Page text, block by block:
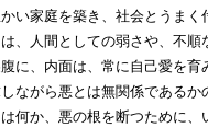
い家庭を築き、社会とうまく
、人間としての弱さや、不順
に、内面は、常に自己愛を育
ながら悪とは無関係であるか
何か、悪の根を断つために、